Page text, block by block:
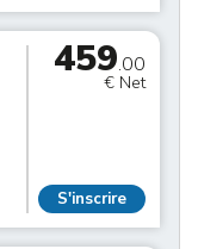
459.00
€ Net
S'inscrire